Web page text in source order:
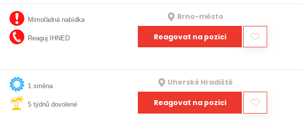
Mimořádná nabídka
Reaguj IHNED
Brno-město
Reagovat na pozici
1 směna
5 týdnů dovolené
Uherské Hradiště
Reagovat na pozici